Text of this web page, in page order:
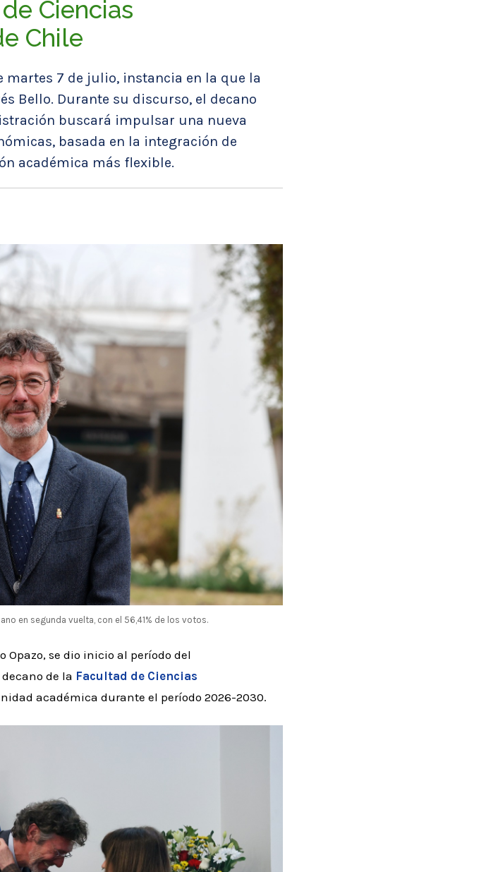
Ciencias
Chile
martes 7 de julio, instancia en la que la
Bello. Durante su discurso, el decano
buscará impulsar una nueva
basada en la integración de
académica más flexible.
en segunda vuelta, con el 56,41% de los votos.
Opazo, se dio inicio al período del
de la Facultad de Ciencias
académica durante el período 2026-2030.